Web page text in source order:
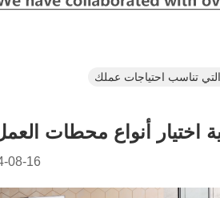
تناسب احتياجات عملك
اختيار أنواع محطات
08-16